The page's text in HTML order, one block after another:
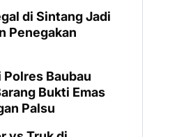
di Sintang Jadi
Penegakan
Baubau
Bukti Emas
Palsu